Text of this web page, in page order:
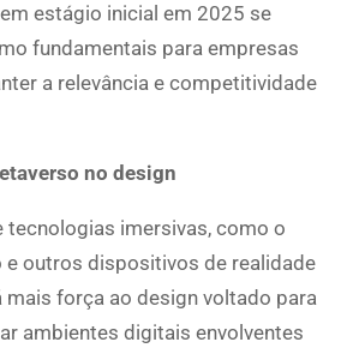
estágio inicial em 2025 se
fundamentais para empresas
a relevância e competitividade
no design
tecnologias imersivas, como o
e outros dispositivos de realidade
mais força ao design voltado para
ambientes digitais envolventes